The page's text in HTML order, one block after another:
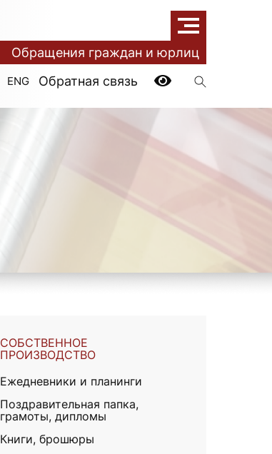
ENG Обратная связь
Обращения граждан и юрлиц
СОБСТВЕННОЕ
ПРОИЗВОДСТВО
Ежедневники и планинги
Поздравительная папка,
грамоты, дипломы
Книги, брошюры